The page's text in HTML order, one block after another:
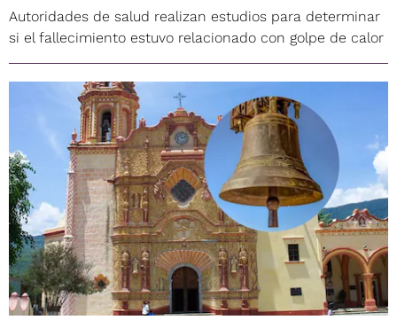
Autoridades de salud realizan estudios para determinar
si el fallecimiento estuvo relacionado con golpe de calor